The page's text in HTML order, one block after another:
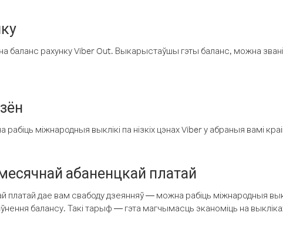
баланс рахунку Viber Out. Выкарыстаўшы гэты баланс, можна
міжнародныя выклікі па нізкіх цэнах Viber у абраныя вамі
абаненцкай платай
дае вам свабоду дзеянняў — можна рабіць міжнародныя
балансу. Такі тарыф — гэта магчымасць эканоміць на